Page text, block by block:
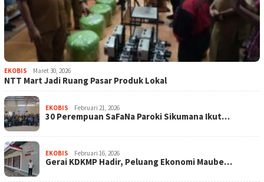
EKOBIS Maret 30, 2026
NTT Mart Jadi Ruang Pasar Produk Lokal
EKOBIS Februari 21, 2026
30 Perempuan SaFaNa Paroki Sikumana Ikut…
EKOBIS Februari 16, 2026
Gerai KDKMP Hadir, Peluang Ekonomi Maube…